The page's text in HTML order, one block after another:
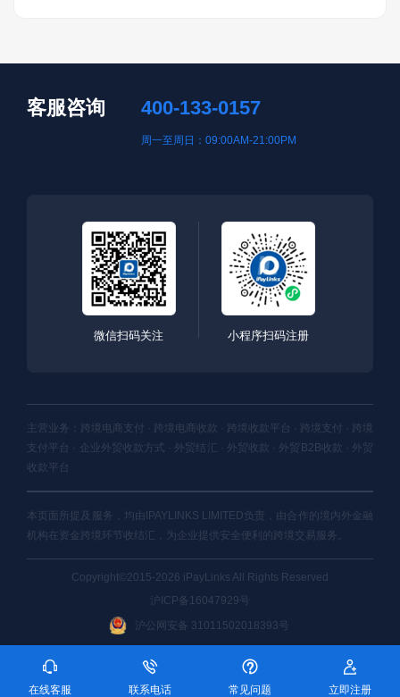
在线客服 联系电话 常见问题 立即注册
客服咨询 400-133-0157
周一至周日：09:00AM-21:00PM
微信扫码关注 小程序扫码注册
主营业务：跨境电商支付 · 跨境电商收款 · 跨境收款平台 · 跨境支付 · 跨境
支付平台 · 企业外贸收款方式 · 外贸结汇 · 外贸收款 · 外贸B2B收款 · 外贸
收款平台
本页面所提及服务，均由IPAYLINKS LIMITED负责，由合作的境内外金融
机构在资金跨境环节收结汇，为企业提供安全便利的跨境交易服务。
Copyright©2015-2026 iPayLinks All Rights Reserved
沪ICP备16047929号
沪公网安备 31011502018393号